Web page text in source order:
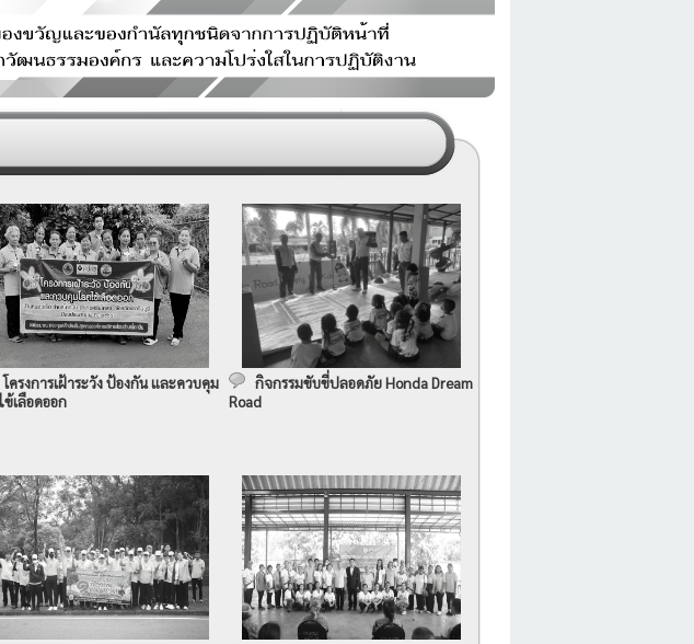
โครงการเฝ้าระวัง ป้องกัน และควบคุม
ข้เลือดออก
กิจกรรมขับขี่ปลอดภัย Honda Dream
Road